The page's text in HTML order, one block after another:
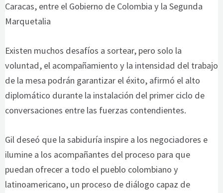
Caracas, entre el Gobierno de Colombia y la Segunda
Marquetalia
Existen muchos desafíos a sortear, pero solo la
voluntad, el acompañamiento y la intensidad del trabajo
de la mesa podrán garantizar el éxito, afirmó el alto
diplomático durante la instalación del primer ciclo de
conversaciones entre las fuerzas contendientes.
Gil deseó que la sabiduría inspire a los negociadores e
ilumine a los acompañantes del proceso para que
puedan ofrecer a todo el pueblo colombiano y
latinoamericano, un proceso de diálogo capaz de